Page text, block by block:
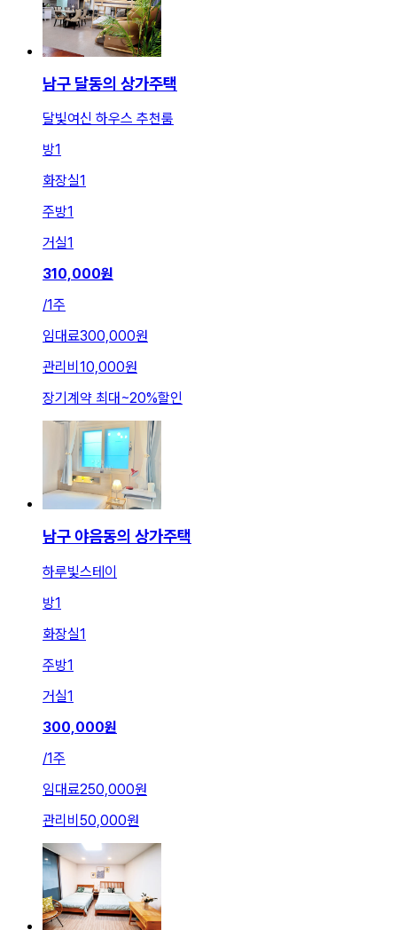
남구 달동의 상가주택
달빛여신 하우스 추천룸
방1
화장실1
주방1
거실1
310,000원
/1주
임대료300,000원
관리비 10,000원
장기계약 최대 ~20%할인
남구 야음동의 상가주택
하루빛스테이
방1
화장실1
주방1
거실1
300,000원
/1주
임대료250,000원
관리비 50,000원